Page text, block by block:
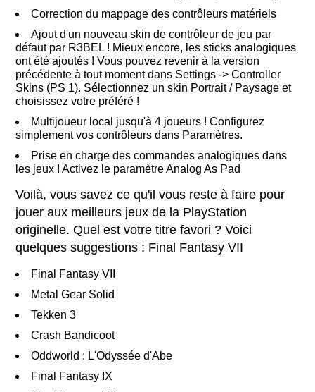
Correction du mappage des contrôleurs matériels
Ajout d'un nouveau skin de contrôleur de jeu par
défaut par R3BEL ! Mieux encore, les sticks analogiques
ont été ajoutés ! Vous pouvez revenir à la version
précédente à tout moment dans Settings -> Controller
Skins (PS 1). Sélectionnez un skin Portrait / Paysage et
choisissez votre préféré !
Multijoueur local jusqu'à 4 joueurs ! Configurez
simplement vos contrôleurs dans Paramètres.
Prise en charge des commandes analogiques dans
les jeux ! Activez le paramètre Analog As Pad
Voilà, vous savez ce qu'il vous reste à faire pour
jouer aux meilleurs jeux de la PlayStation
originelle. Quel est votre titre favori ? Voici
quelques suggestions : Final Fantasy VII
Final Fantasy VII
Metal Gear Solid
Tekken 3
Crash Bandicoot
Oddworld : L'Odyssée d'Abe
Final Fantasy IX